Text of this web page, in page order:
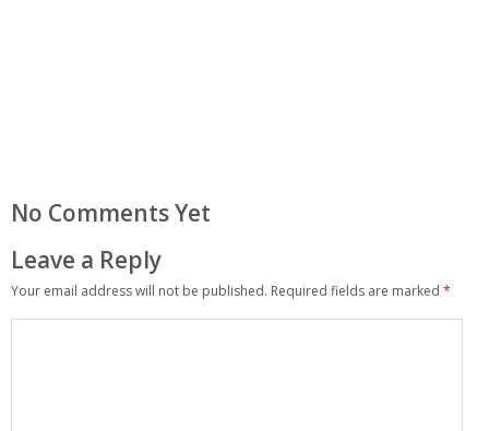
No Comments Yet
Leave a Reply
Your email address will not be published. Required fields are marked *